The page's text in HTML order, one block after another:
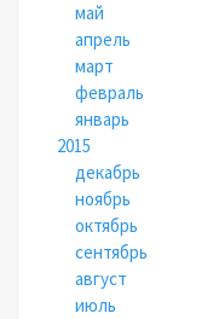
май
апрель
март
февраль
январь
2015
декабрь
ноябрь
октябрь
сентябрь
август
июль